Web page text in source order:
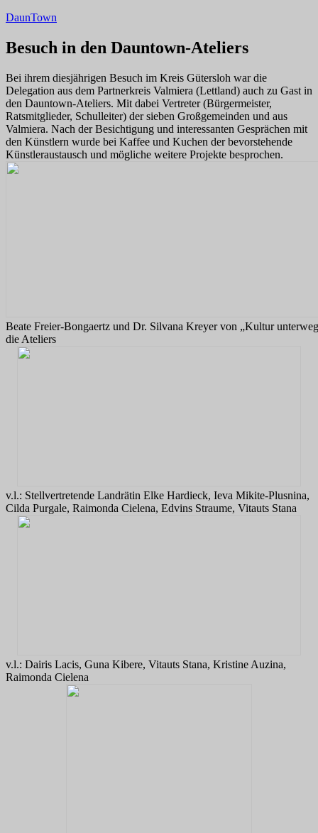
Zum
springen
DaunTown
Besuch in den Dauntown-Ateliers
Bei ihrem diesjährigen Besuch im Kreis Gütersloh war die
Delegation aus dem Partnerkreis Valmiera (Lettland) auch zu Gast in
den Dauntown-Ateliers. Mit dabei Vertreter (Bürgermeister,
Ratsmitglieder, Schulleiter) der sieben Großgemeinden und aus
Valmiera. Nach der Besichtigung und interessanten Gesprächen mit
den Künstlern wurde bei Kaffee und Kuchen der bevorstehende
Künstleraustausch und mögliche weitere Projekte besprochen.
Beate Freier-Bongaertz und Dr. Silvana Kreyer von „Kultur
die Ateliers
v.l.: Stellvertretende Landrätin Elke Hardieck, Ieva Mikite-Plusnina,
Cilda Purgale, Raimonda Cielena, Edvins Straume, Vitauts Stana
v.l.: Dairis Lacis, Guna Kibere, Vitauts Stana, Kristine Auzina,
Raimonda Cielena